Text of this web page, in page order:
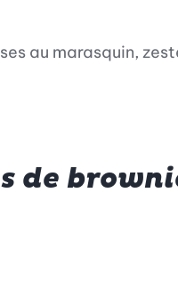
au marasquin,
de